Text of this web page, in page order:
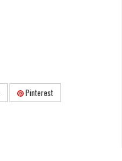
Pinterest